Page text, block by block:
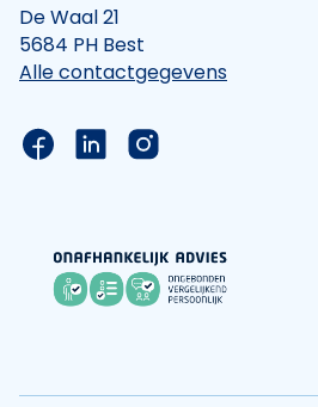
De Waal 21
5684 PH Best
Alle contactgegevens
Link naar de Facebook
Link naar de LinkedIn
Link naar de